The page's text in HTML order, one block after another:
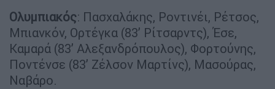
Ολυμπιακός: Πασχαλάκης, Ροντινέι, Ρέτσος,
Μπιανκόν, Ορτέγκα (83’ Ρίτσαρντς), Έσε,
Καμαρά (83’ Αλεξανδρόπουλος), Φορτούνης,
Ποντένσε (83’ Ζέλσον Μαρτίνς), Μασούρας,
Ναβάρο.